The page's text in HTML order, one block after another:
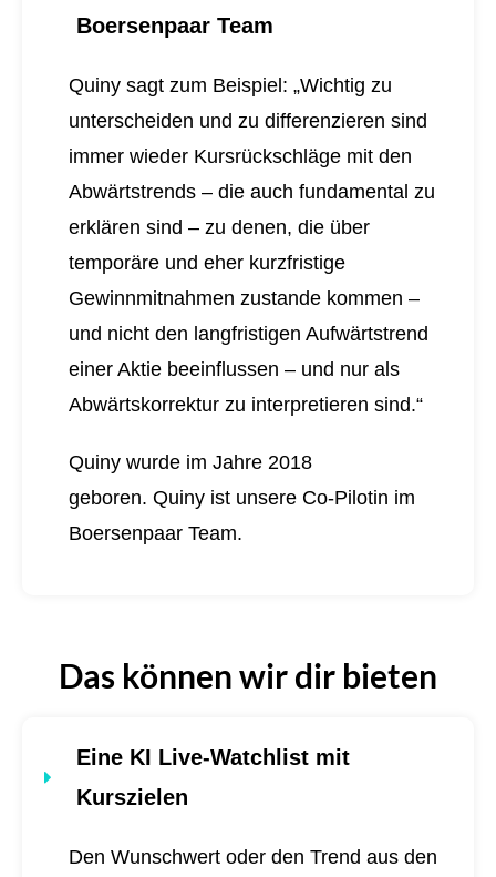
Boersenpaar Team
Quiny sagt zum Beispiel: „Wichtig zu
unterscheiden und zu differenzieren sind
immer wieder Kursrückschläge mit den
Abwärtstrends – die auch fundamental zu
erklären sind – zu denen, die über
temporäre und eher kurzfristige
Gewinnmitnahmen zustande kommen –
und nicht den langfristigen Aufwärtstrend
einer Aktie beeinflussen – und nur als
Abwärtskorrektur zu interpretieren sind.“
Quiny wurde im Jahre 2018
geboren. Quiny ist unsere Co-Pilotin im
Boersenpaar Team.
Das können wir dir bieten
Eine KI Live-Watchlist mit
Kurszielen
Den Wunschwert oder den Trend aus den